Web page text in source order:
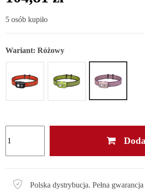
5 osób kupiło
Wariant: Różowy
Polska dystrybucja. Pełna